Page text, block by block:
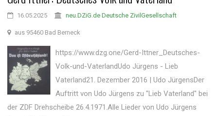
16.05.2025 neu.DZiG.de Deutsche ZivilGesellschaft
aus 95460 Bad Berneck
https://www.dzg.one/Gerd-Ittner_Deutsches-
Volk-und-VaterlandUdo Jürgens - Lieb
Vaterland21. Dezember 2016 | Udo JürgensDer
Auftritt von Udo Jürgens zu "Lieb Vaterland" bei
der ZDF Drehscheibe 26.4.1971.Alle Lieder von Udo Jürgens